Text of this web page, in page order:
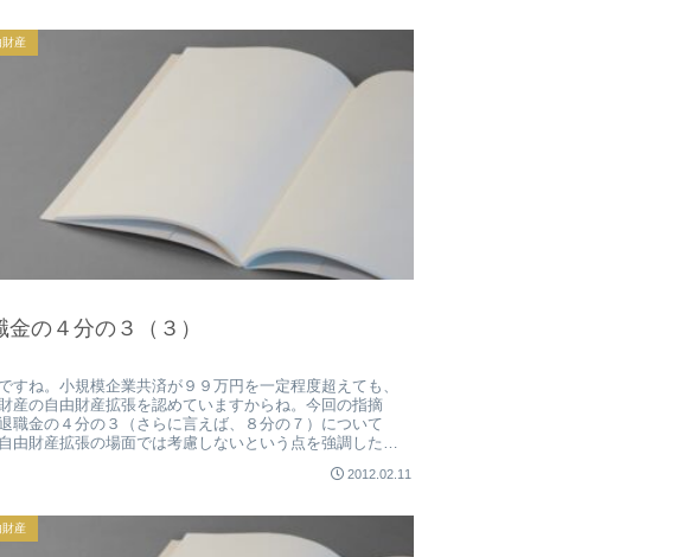
財産
金の４分の３（３）
すね。小規模企業共済が９９万円を一定程度超えても、
産の自由財産拡張を認めていますからね。今回の指摘
職金の４分の３（さらに言えば、８分の７）について
由財産拡張の場面では考慮しないという点を強調したか
2012.02.11
財産